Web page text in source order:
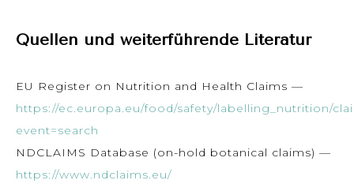
Quellen und weiterführende Literatur
EU Register on Nutrition and Health Claims —
https://ec.europa.eu/food/safety/labelling_nutrition/
event=search
NDCLAIMS Database (on-hold botanical claims) —
https://www.ndclaims.eu/